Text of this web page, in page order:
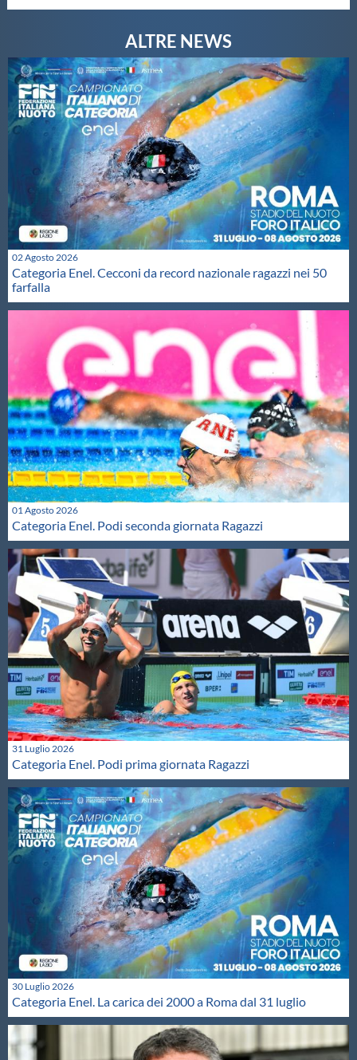
02 Agosto 2026
Categoria Enel. Cecconi da record nazionale ragazzi nei 50
farfalla
01 Agosto 2026
Categoria Enel. Podi seconda giornata Ragazzi
31 Luglio 2026
Categoria Enel. Podi prima giornata Ragazzi
30 Luglio 2026
Categoria Enel. La carica dei 2000 a Roma dal 31 luglio